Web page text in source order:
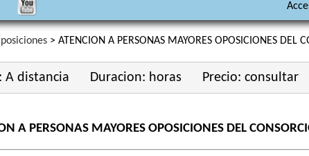
> ATENCION A PERSONAS MAYORES OPOSICIONES DEL
A distancia Duracion: horas Precio: consultar
A PERSONAS MAYORES OPOSICIONES DEL